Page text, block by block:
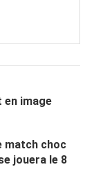
en image
match choc
jouera le 8